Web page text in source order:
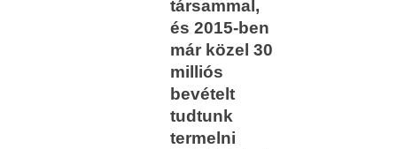
társammal,
és 2015-ben
már közel 30
milliós
bevételt
tudtunk
termelni